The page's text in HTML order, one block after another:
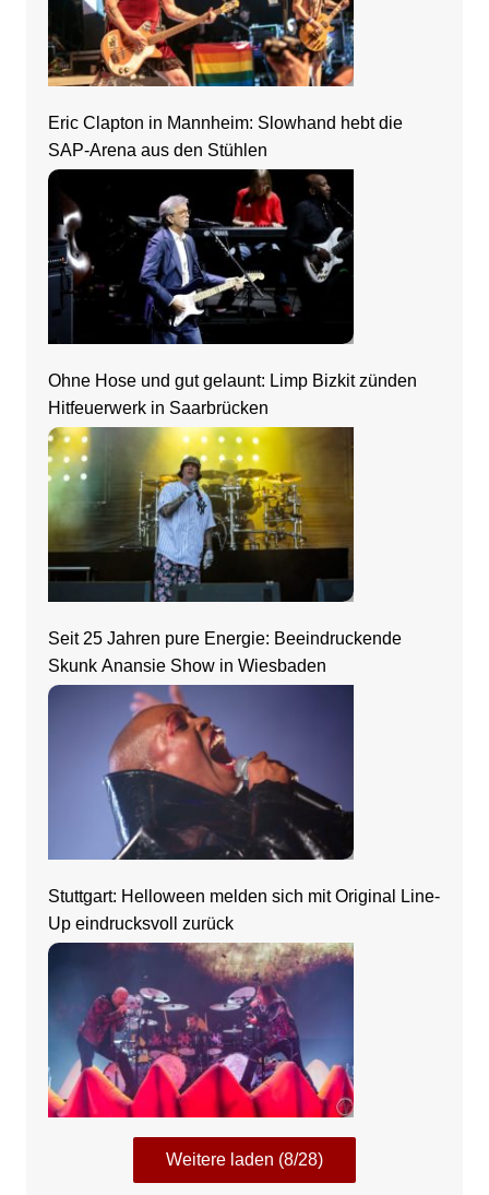
Eric Clapton in Mannheim: Slowhand hebt die
SAP-Arena aus den Stühlen
Ohne Hose und gut gelaunt: Limp Bizkit zünden
Hitfeuerwerk in Saarbrücken
Seit 25 Jahren pure Energie: Beeindruckende
Skunk Anansie Show in Wiesbaden
Stuttgart: Helloween melden sich mit Original Line-
Up eindrucksvoll zurück
Weitere laden (8/28)